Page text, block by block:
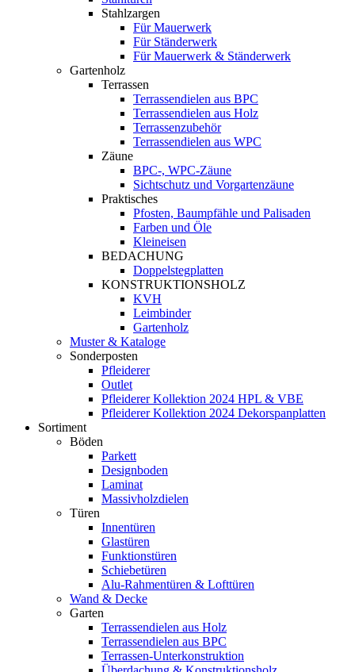
Stahlzargen
Für Mauerwerk
Für Ständerwerk
Für Mauerwerk & Ständerwerk
Gartenholz
Terrassen
Terrassendielen aus BPC
Terrassendielen aus Holz
Terrassenzubehör
Terrassendielen aus WPC
Zäune
BPC-, WPC-Zäune
Sichtschutz und Vorgartenzäune
Praktisches
Pfosten, Baumpfähle und Palisaden
Farben und Öle
Kleineisen
BEDACHUNG
Doppelstegplatten
KONSTRUKTIONSHOLZ
KVH
Leimbinder
Gartenholz
Muster & Kataloge
Sonderposten
Pfleiderer
Outlet
Pfleiderer Kollektion 2024 HPL & VBE
Pfleiderer Kollektion 2024 Dekorspanplatten
Sortiment
Böden
Parkett
Designboden
Laminat
Massivholzdielen
Türen
Innentüren
Glastüren
Funktionstüren
Schiebetüren
Alu-Rahmentüren & Lofttüren
Wand & Decke
Garten
Terrassendielen aus Holz
Terrassendielen aus BPC
Terrassen-Unterkonstruktion